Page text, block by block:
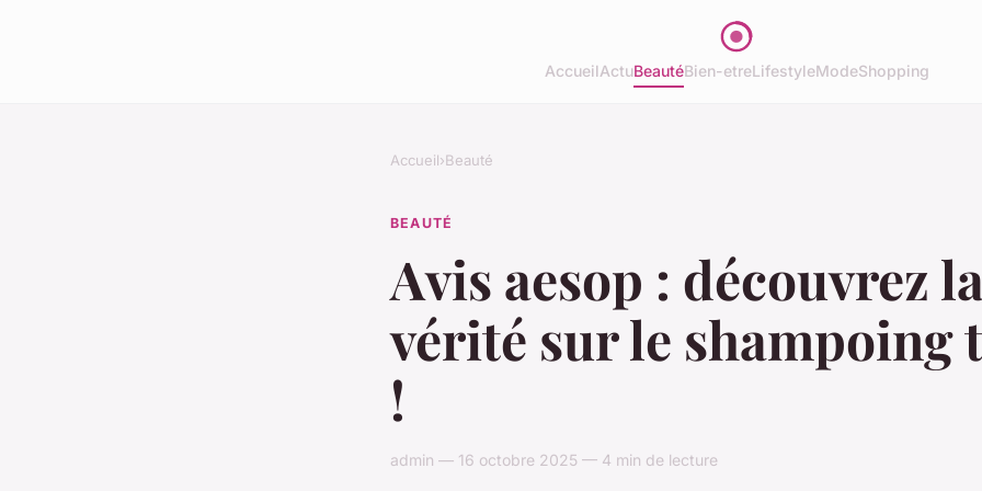
AccueilActuBeautéBien-etreLifestyleModeShopping
Accueil›Beauté
BEAUTÉ
Avis aesop : découvrez
vérité sur le shampoing
!
admin — 16 octobre 2025 — 4 min de lecture